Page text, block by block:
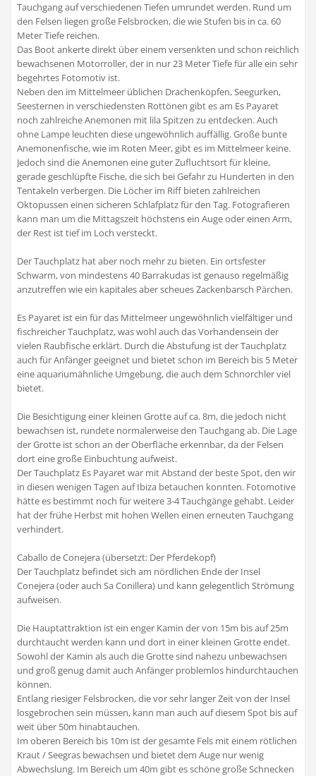
Tauchgang auf verschiedenen Tiefen umrundet werden. Rund um
den Felsen liegen große Felsbrocken, die wie Stufen bis in ca. 60
Meter Tiefe reichen.
Das Boot ankerte direkt über einem versenkten und schon reichlich
bewachsenen Motorroller, der in nur 23 Meter Tiefe für alle ein sehr
begehrtes Fotomotiv ist.
Neben den im Mittelmeer üblichen Drachenköpfen, Seegurken,
Seesternen in verschiedensten Rottönen gibt es am Es Payaret
noch zahlreiche Anemonen mit lila Spitzen zu entdecken. Auch
ohne Lampe leuchten diese ungewöhnlich auffällig. Große bunte
Anemonenfische, wie im Roten Meer, gibt es im Mittelmeer keine.
Jedoch sind die Anemonen eine guter Zufluchtsort für kleine,
gerade geschlüpfte Fische, die sich bei Gefahr zu Hunderten in den
Tentakeln verbergen. Die Löcher im Riff bieten zahlreichen
Oktopussen einen sicheren Schlafplatz für den Tag. Fotografieren
kann man um die Mittagszeit höchstens ein Auge oder einen Arm,
der Rest ist tief im Loch versteckt.
Der Tauchplatz hat aber noch mehr zu bieten. Ein ortsfester
Schwarm, von mindestens 40 Barrakudas ist genauso regelmäßig
anzutreffen wie ein kapitales aber scheues Zackenbarsch Pärchen.
Es Payaret ist ein für das Mittelmeer ungewöhnlich vielfältiger und
fischreicher Tauchplatz, was wohl auch das Vorhandensein der
vielen Raubfische erklärt. Durch die Abstufung ist der Tauchplatz
auch für Anfänger geeignet und bietet schon im Bereich bis 5 Meter
eine aquariumähnliche Umgebung, die auch dem Schnorchler viel
bietet.
Die Besichtigung einer kleinen Grotte auf ca. 8m, die jedoch nicht
bewachsen ist, rundete normalerweise den Tauchgang ab. Die Lage
der Grotte ist schon an der Oberfläche erkennbar, da der Felsen
dort eine große Einbuchtung aufweist.
Der Tauchplatz Es Payaret war mit Abstand der beste Spot, den wir
in diesen wenigen Tagen auf Ibiza betauchen konnten. Fotomotive
hätte es bestimmt noch für weitere 3-4 Tauchgänge gehabt. Leider
hat der frühe Herbst mit hohen Wellen einen erneuten Tauchgang
verhindert.
Caballo de Conejera (übersetzt: Der Pferdekopf)
Der Tauchplatz befindet sich am nördlichen Ende der Insel
Conejera (oder auch Sa Conillera) und kann gelegentlich Strömung
aufweisen.
Die Hauptattraktion ist ein enger Kamin der von 15m bis auf 25m
durchtaucht werden kann und dort in einer kleinen Grotte endet.
Sowohl der Kamin als auch die Grotte sind nahezu unbewachsen
und groß genug damit auch Anfänger problemlos hindurchtauchen
können.
Entlang riesiger Felsbrocken, die vor sehr langer Zeit von der Insel
losgebrochen sein müssen, kann man auch auf diesem Spot bis auf
weit über 50m hinabtauchen.
Im oberen Bereich bis 10m ist der gesamte Fels mit einem rötlichen
Kraut / Seegras bewachsen und bietet dem Auge nur wenig
Abwechslung. Im Bereich um 40m gibt es schöne große Schnecken